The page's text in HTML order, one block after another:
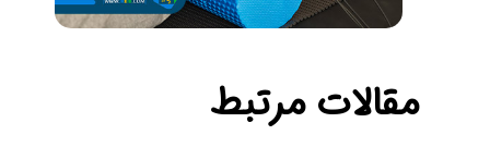
مقالات مرتبط